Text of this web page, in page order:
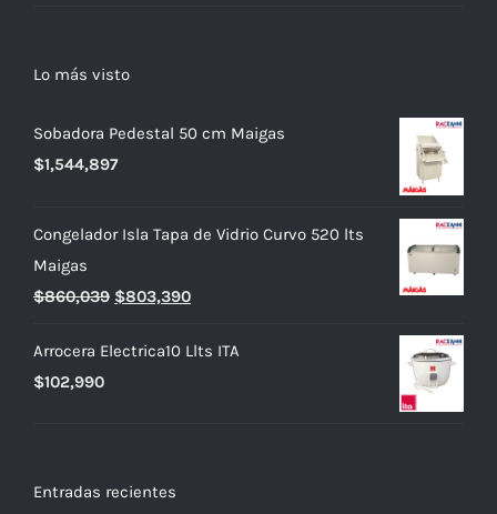
Lo más visto
Sobadora Pedestal 50 cm Maigas
$1,544,897
Congelador Isla Tapa de Vidrio Curvo 520 lts
Maigas
$860,039 El
original
$803,390El
actual
Arrocera Electrica10 Llts ITA
$102,990
Entradas recientes